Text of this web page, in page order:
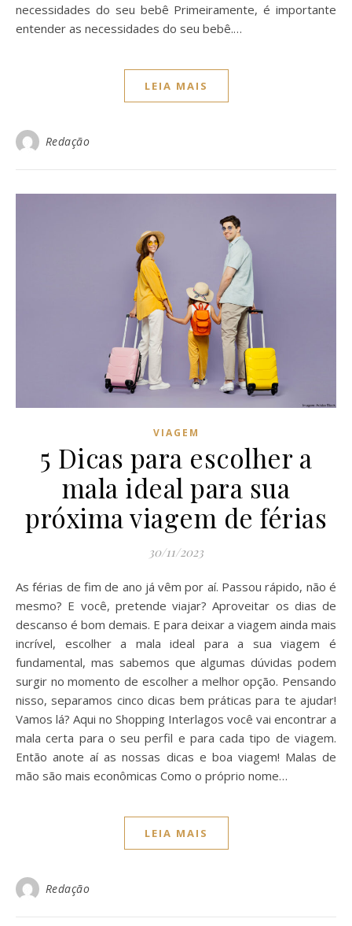
necessidades do seu bebê Primeiramente, é importante
entender as necessidades do seu bebê.…
LEIA MAIS
Redação
VIAGEM
5 Dicas para escolher a
mala ideal para sua
próxima viagem de férias
30/11/2023
As férias de fim de ano já vêm por aí. Passou rápido, não é
mesmo? E você, pretende viajar? Aproveitar os dias de
descanso é bom demais. E para deixar a viagem ainda mais
incrível, escolher a mala ideal para a sua viagem é
fundamental, mas sabemos que algumas dúvidas podem
surgir no momento de escolher a melhor opção. Pensando
nisso, separamos cinco dicas bem práticas para te ajudar!
Vamos lá? Aqui no Shopping Interlagos você vai encontrar a
mala certa para o seu perfil e para cada tipo de viagem.
Então anote aí as nossas dicas e boa viagem! Malas de
mão são mais econômicas Como o próprio nome…
LEIA MAIS
Redação